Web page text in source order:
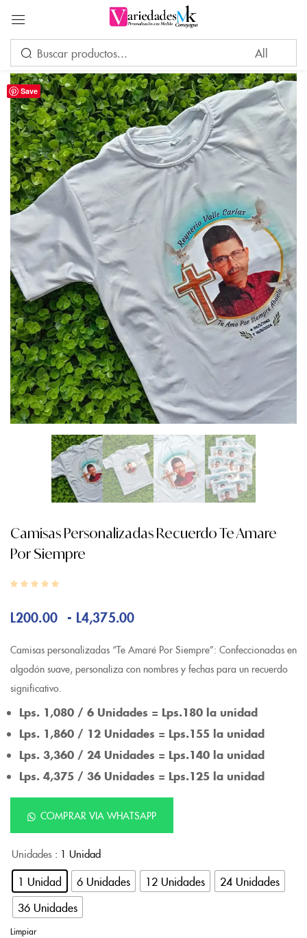
Save
Camisas Personalizadas Recuerdo Te Amare
Por Siempre
L200.00 - L4,375.00
Camisas personalizadas “Te Amaré Por Siempre”: Confeccionadas en
algodón suave, personaliza con nombres y fechas para un recuerdo
significativo.
Lps. 1,080 / 6 Unidades = Lps.180 la unidad
Lps. 1,860 / 12 Unidades = Lps.155 la unidad
Lps. 3,360 / 24 Unidades = Lps.140 la unidad
Lps. 4,375 / 36 Unidades = Lps.125 la unidad
COMPRAR VIA WHATSAPP
Unidades : 1 Unidad
1 Unidad 6 Unidades 12 Unidades
24 Unidades
36 Unidades
Limpiar
Acceder
Por favor, introduce una respuesta en dígitos:
ocho + 1 =
Recuérdame ¿Ha perdido su contraseña?
INICIAR SESIÓN
CREAR UNA CUENTA